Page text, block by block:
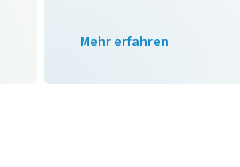
Mehr erfahren